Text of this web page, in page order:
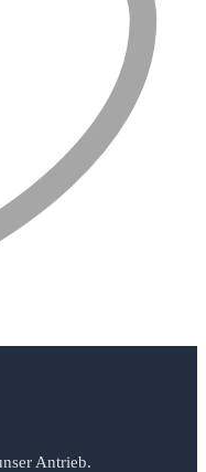
Antrieb.